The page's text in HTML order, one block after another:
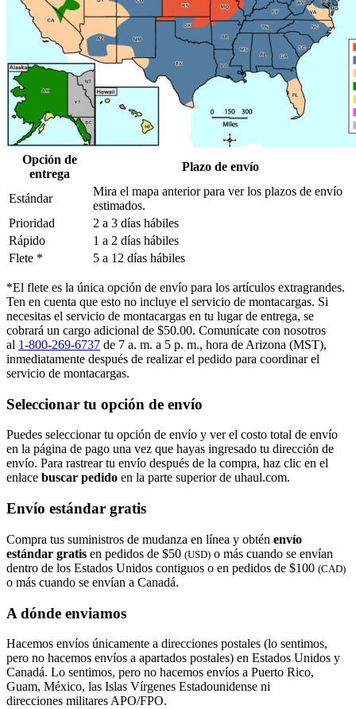
Opción de
entrega
Plazo de envío
Estándar
Mira el mapa anterior para ver los plazos de envío
estimados.
Prioridad
2 a 3 días hábiles
Rápido
1 a 2 días hábiles
Flete *
5 a 12 días hábiles
*El flete es la única opción de envío para los artículos extragrandes.
Ten en cuenta que esto no incluye el servicio de montacargas. Si
necesitas el servicio de montacargas en tu lugar de entrega, se
cobrará un cargo adicional de $50.00. Comunícate con nosotros
al 1-800-269-6737 de 7 a. m. a 5 p. m., hora de Arizona (MST),
inmediatamente después de realizar el pedido para coordinar el
servicio de montacargas.
Seleccionar tu opción de envío
Puedes seleccionar tu opción de envío y ver el costo total de envío
en la página de pago una vez que hayas ingresado tu dirección de
envío. Para rastrear tu envío después de la compra, haz clic en el
enlace buscar pedido​​​​​​​ en la parte superior de uhaul.com.
Envío estándar gratis
Compra tus suministros de mudanza en línea y obtén envío
estándar gratis en pedidos de $50 (USD) o más cuando se envían
dentro de los Estados Unidos contiguos o en pedidos de $100 (CAD)
o más cuando se envían a Canadá.
A dónde enviamos
Hacemos envíos únicamente a direcciones postales (lo sentimos,
pero no hacemos envíos a apartados postales) en Estados Unidos y
Canadá. Lo sentimos, pero no hacemos envíos a Puerto Rico,
Guam, México, las Islas Vírgenes Estadounidense ni
direcciones militares APO/FPO.